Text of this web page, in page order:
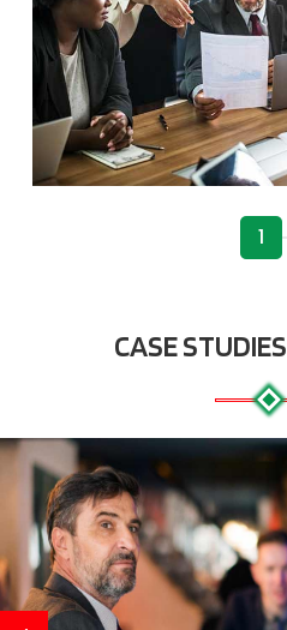
1
CASE STUDIES